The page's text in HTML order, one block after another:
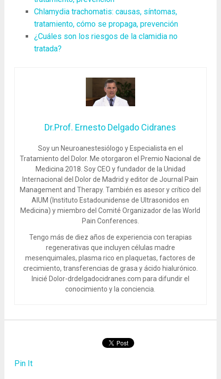
Chlamydia trachomatis: causas, síntomas,
tratamiento, cómo se propaga, prevención
¿Cuáles son los riesgos de la clamidia no
tratada?
Dr.Prof. Ernesto Delgado Cidranes
Soy un Neuroanestesiólogo y Especialista en el
Tratamiento del Dolor. Me otorgaron el Premio Nacional de
Medicina 2018. Soy CEO y fundador de la Unidad
Internacional del Dolor de Madrid y editor de Journal Pain
Management and Therapy. También es asesor y crítico del
AIUM (Instituto Estadounidense de Ultrasonidos en
Medicina) y miembro del Comité Organizador de las World
Pain Conferences.
Tengo más de diez años de experiencia con terapias
regenerativas que incluyen células madre
mesenquimales, plasma rico en plaquetas, factores de
crecimiento, transferencias de grasa y ácido hialurónico.
Inicié Dolor-drdelgadocidranes.com para difundir el
conocimiento y la conciencia.
Pin It